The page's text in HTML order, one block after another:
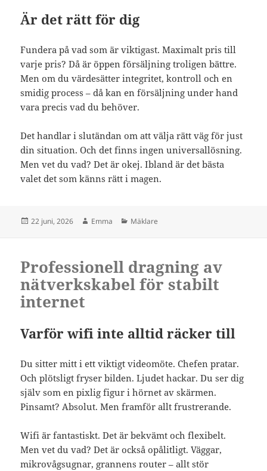
Är det rätt för dig
Fundera på vad som är viktigast. Maximalt pris till
varje pris? Då är öppen försäljning troligen bättre.
Men om du värdesätter integritet, kontroll och en
smidig process – då kan en försäljning under hand
vara precis vad du behöver.
Det handlar i slutändan om att välja rätt väg för just
din situation. Och det finns ingen universallösning.
Men vet du vad? Det är okej. Ibland är det bästa
valet det som känns rätt i magen.
Postat
22 juni, 2026 Författare
Emma Kategorier
Mäklare
Professionell dragning av
nätverkskabel för stabilt
internet
Varför wifi inte alltid räcker till
Du sitter mitt i ett viktigt videomöte. Chefen pratar.
Och plötsligt fryser bilden. Ljudet hackar. Du ser dig
själv som en pixlig figur i hörnet av skärmen.
Pinsamt? Absolut. Men framför allt frustrerande.
Wifi är fantastiskt. Det är bekvämt och flexibelt.
Men vet du vad? Det är också opålitligt. Väggar,
mikrovågsugnar, grannens router – allt stör